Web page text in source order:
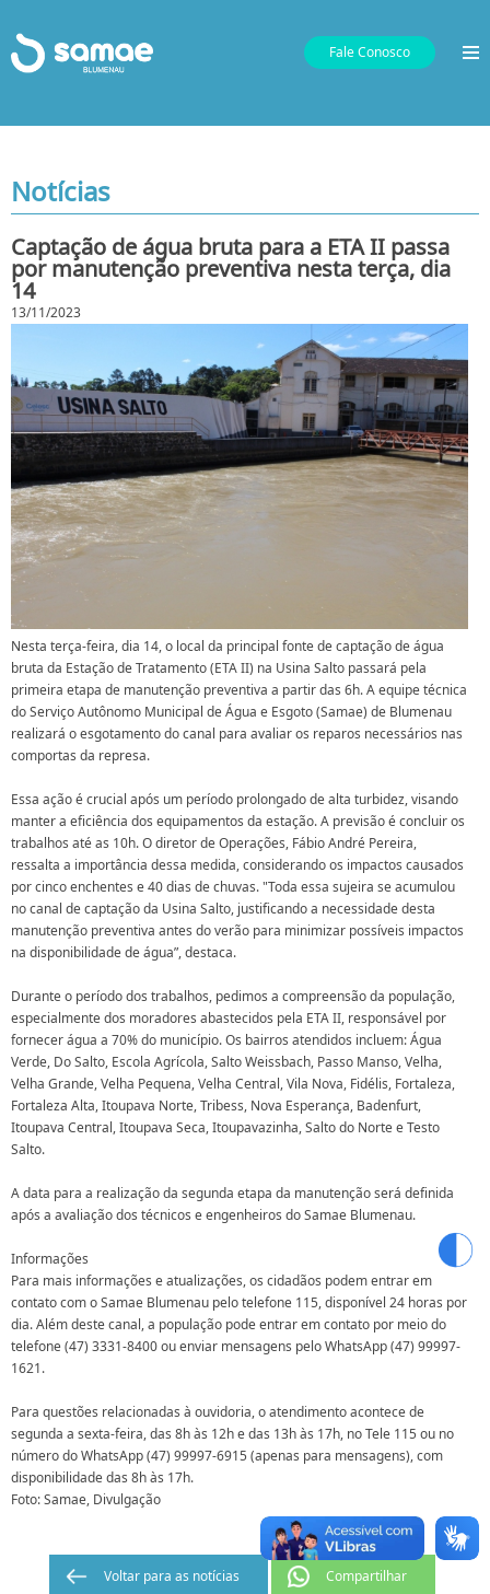
Fale Conosco
Notícias
Captação de água bruta para a ETA II passa
por manutenção preventiva nesta terça, dia
14
13/11/2023
Nesta terça-feira, dia 14, o local da principal fonte de captação de água
bruta da Estação de Tratamento (ETA II) na Usina Salto passará pela
primeira etapa de manutenção preventiva a partir das 6h. A equipe técnica
do Serviço Autônomo Municipal de Água e Esgoto (Samae) de Blumenau
realizará o esgotamento do canal para avaliar os reparos necessários nas
comportas da represa.
Essa ação é crucial após um período prolongado de alta turbidez, visando
manter a eficiência dos equipamentos da estação. A previsão é concluir os
trabalhos até as 10h. O diretor de Operações, Fábio André Pereira,
ressalta a importância dessa medida, considerando os impactos causados
por cinco enchentes e 40 dias de chuvas. "Toda essa sujeira se acumulou
no canal de captação da Usina Salto, justificando a necessidade desta
manutenção preventiva antes do verão para minimizar possíveis impactos
na disponibilidade de água”, destaca.
Durante o período dos trabalhos, pedimos a compreensão da população,
especialmente dos moradores abastecidos pela ETA II, responsável por
fornecer água a 70% do município. Os bairros atendidos incluem: Água
Verde, Do Salto, Escola Agrícola, Salto Weissbach, Passo Manso, Velha,
Velha Grande, Velha Pequena, Velha Central, Vila Nova, Fidélis, Fortaleza,
Fortaleza Alta, Itoupava Norte, Tribess, Nova Esperança, Badenfurt,
Itoupava Central, Itoupava Seca, Itoupavazinha, Salto do Norte e Testo
Salto.
A data para a realização da segunda etapa da manutenção será definida
após a avaliação dos técnicos e engenheiros do Samae Blumenau.
Informações
Para mais informações e atualizações, os cidadãos podem entrar em
contato com o Samae Blumenau pelo telefone 115, disponível 24 horas por
dia. Além deste canal, a população pode entrar em contato por meio do
telefone (47) 3331-8400 ou enviar mensagens pelo WhatsApp (47) 99997-
1621.
Para questões relacionadas à ouvidoria, o atendimento acontece de
segunda a sexta-feira, das 8h às 12h e das 13h às 17h, no Tele 115 ou no
número do WhatsApp (47) 99997-6915 (apenas para mensagens), com
disponibilidade das 8h às 17h.
Foto: Samae, Divulgação
Voltar para as notícias Compartilhar